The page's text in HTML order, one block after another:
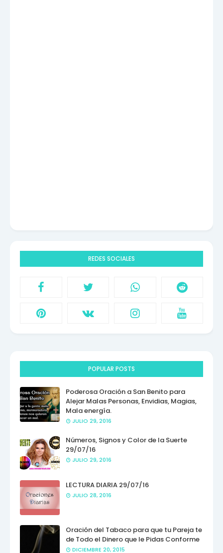
REDES SOCIALES
POPULAR POSTS
Poderosa Oración a San Benito para
Alejar Malas Personas, Envidias, Magias,
Mala energía.
JULIO 29, 2016
Números, Signos y Color de la Suerte
29/07/16
JULIO 29, 2016
LECTURA DIARIA 29/07/16
JULIO 28, 2016
Oración del Tabaco para que tu Pareja te
de Todo el Dinero que le Pidas Conforme
DICIEMBRE 20, 2015